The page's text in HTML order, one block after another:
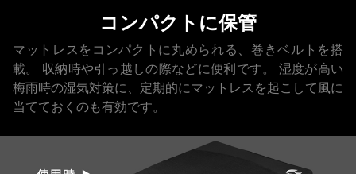
コンパクトに保管
マットレスをコンパクトに丸められる、巻きベルトを搭
載。
収納時や引っ越しの際などに便利です。
湿度が高い
梅雨時の湿気対策に、定期的にマットレスを起こして風に
当てておくのも有効です。